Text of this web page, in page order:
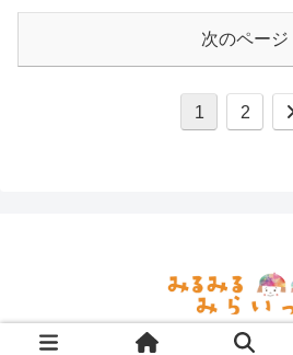
次のページ
1 2
© 2021 みるみるみ